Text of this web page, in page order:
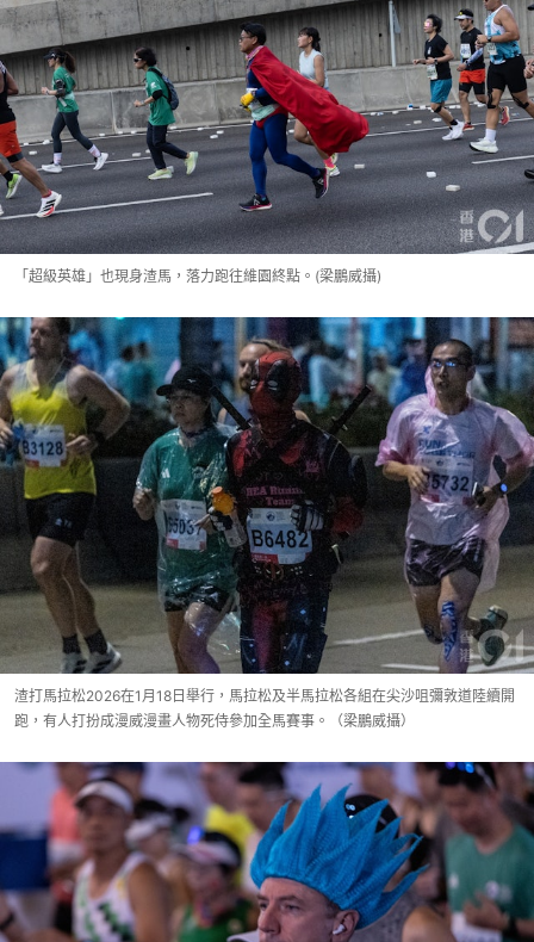
「超級英雄」也現身渣馬，落力跑往維園終點。(梁鵬威攝)
渣打馬拉松2026在1月18日舉行，馬拉松及半馬拉松各組在尖沙咀彌敦道陸續開
跑，有人打扮成漫威漫畫人物死侍參加全馬賽事。（梁鵬威攝）